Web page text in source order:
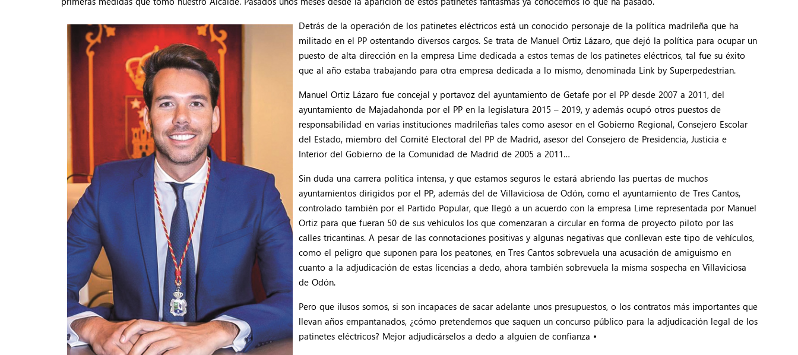
Detrás de la operación de los patinetes eléctricos está un conocido personaje de la política madrileña que ha
militado en el PP ostentando diversos cargos. Se trata de Manuel Ortiz Lázaro, que dejó la política para ocupar un
puesto de alta dirección en la empresa Lime dedicada a estos temas de los patinetes eléctricos, tal fue su éxito
que al año estaba trabajando para otra empresa dedicada a lo mismo, denominada Link by Superpedestrian.
Manuel Ortiz Lázaro fue concejal y portavoz del ayuntamiento de Getafe por el PP desde 2007 a 2011, del
ayuntamiento de Majadahonda por el PP en la legislatura 2015 – 2019, y además ocupó otros puestos de
responsabilidad en varias instituciones madrileñas tales como asesor en el Gobierno Regional, Consejero Escolar
del Estado, miembro del Comité Electoral del PP de Madrid, asesor del Consejero de Presidencia, Justicia e
Interior del Gobierno de la Comunidad de Madrid de 2005 a 2011…
Sin duda una carrera política intensa, y que estamos seguros le estará abriendo las puertas de muchos
ayuntamientos dirigidos por el PP, además del de Villaviciosa de Odón, como el ayuntamiento de Tres Cantos,
controlado también por el Partido Popular, que llegó a un acuerdo con la empresa Lime representada por Manuel
Ortiz para que fueran 50 de sus vehículos los que comenzaran a circular en forma de proyecto piloto por las
calles tricantinas. A pesar de las connotaciones positivas y algunas negativas que conllevan este tipo de vehículos,
como el peligro que suponen para los peatones, en Tres Cantos sobrevuela una acusación de amiguismo en
cuanto a la adjudicación de estas licencias a dedo, ahora también sobrevuela la misma sospecha en Villaviciosa
de Odón.
Pero que ilusos somos, si son incapaces de sacar adelante unos presupuestos, o los contratos más importantes que
llevan años empantanados, ¿cómo pretendemos que saquen un concurso público para la adjudicación legal de los
patinetes eléctricos? Mejor adjudicárselos a dedo a alguien de confianza •